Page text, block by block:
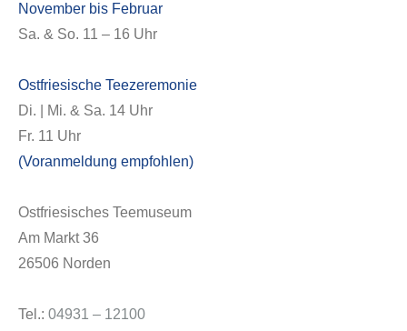
November bis Februar
Sa. & So. 11 – 16 Uhr
Ostfriesische Teezeremonie
Di. | Mi. & Sa. 14 Uhr
Fr. 11 Uhr
(Voranmeldung empfohlen)
Ostfriesisches Teemuseum
Am Markt 36
26506 Norden
Tel.: 04931 – 12100